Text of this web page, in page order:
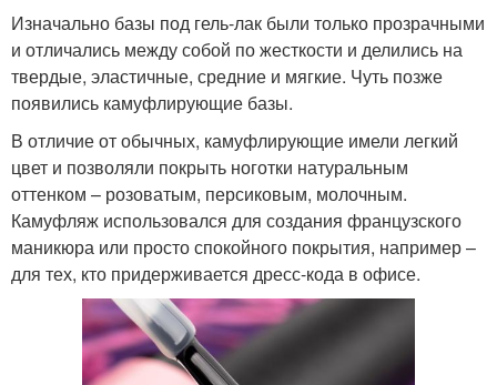
Изначально базы под гель-лак были только прозрачными
и отличались между собой по жесткости и делились на
твердые, эластичные, средние и мягкие. Чуть позже
появились камуфлирующие базы.
В отличие от обычных, камуфлирующие имели легкий
цвет и позволяли покрыть ноготки натуральным
оттенком – розоватым, персиковым, молочным.
Камуфляж использовался для создания французского
маникюра или просто спокойного покрытия, например –
для тех, кто придерживается дресс-кода в офисе.